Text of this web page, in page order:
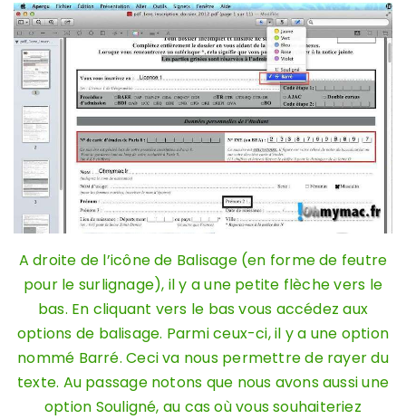
A droite de l’icône de Balisage (en forme de feutre
pour le surlignage), il y a une petite flèche vers le
bas. En cliquant vers le bas vous accédez aux
options de balisage. Parmi ceux-ci, il y a une option
nommé Barré. Ceci va nous permettre de rayer du
texte. Au passage notons que nous avons aussi une
option Souligné, au cas où vous souhaiteriez